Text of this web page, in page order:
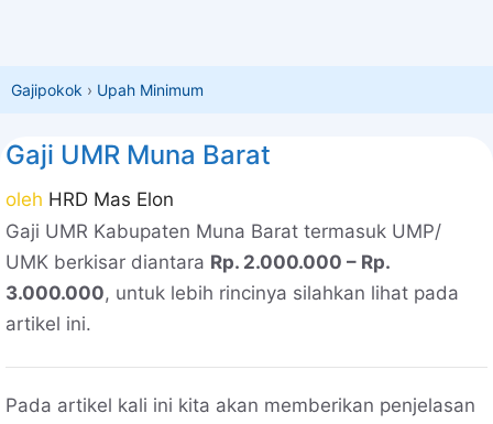
Gajipokok › Upah Minimum
Gaji UMR Muna Barat
oleh HRD Mas Elon
Gaji UMR Kabupaten Muna Barat termasuk UMP/
UMK berkisar diantara Rp. 2.000.000 – Rp.
3.000.000, untuk lebih rincinya silahkan lihat pada
artikel ini.
Pada artikel kali ini kita akan memberikan penjelasan